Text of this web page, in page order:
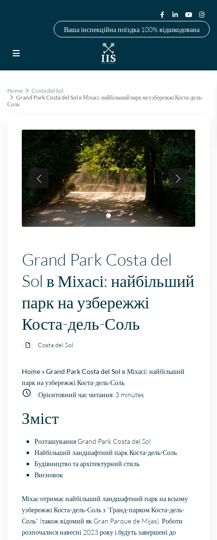
Ваша інспекційна поїздка 100% відшкодована
Home
Costa del Sol
Grand Park Costa del Sol в Міхасі: найбільший парк на узбережжі Коста-дель-
Соль
Grand Park Costa del
Sol в Міхасі: найбільший
парк на узбережжі
Коста-дель-Соль
Costa del Sol
Home »Grand Park Costa del Sol в Міхасі: найбільший
парк на узбережжі Коста-дель-Соль
Орієнтовний час читання: 3 minutes
Зміст
Розташування Grand Park Costa del Sol
Найбільший ландшафтний парк Коста-дель-Соль
Будівництво та архітектурний стиль
Висновок
Міхас отримає найбільший ландшафтний парк на всьому
узбережжі Коста-дель-Соль з “Гранд-парком Коста-дель-
Соль” (також відомий як Gran Parque de Mijas). Роботи
розпочалися навесні 2023 року і будуть завершені до